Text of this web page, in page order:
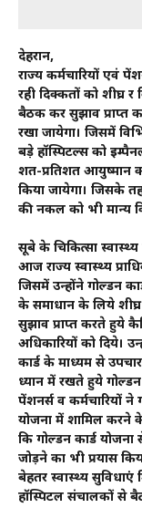
देहरादून,
राज्य कर्मचारियों एवं
रही दिक्कतों को शीघ्र
बैठक कर सुझाव प्राप्त
रखा जायेगा। जिसमें
बड़े हॉस्पिटल्स को
शत-प्रतिशत आयुष्मान
किया जायेगा। जिसके
की नकल को भी मान्य
सूबे के चिकित्सा स्वास्थ्य
आज राज्य स्वास्थ्य
जिसमें उन्होंने गोल्डन
के समाधान के लिये
सुझाव प्राप्त करते हुये
अधिकारियों को दिये।
कार्ड के माध्यम से
ध्यान में रखते हुये
पेंशनर्स व कर्मचारियों ने
योजना में शामिल करने के
कि गोल्डन कार्ड
जोड़ने का भी प्रयास
बेहतर स्वास्थ्य
हॉस्पिटल संचालकों से